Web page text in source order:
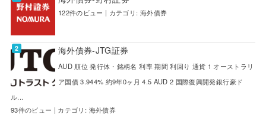
122件のビュー | カテゴリ: 海外債券
海外債券-JTG証券
AUD 順位 発行体・銘柄名 利率 期間 利回り 通貨 1 オーストラリ
ア国債 3.944% 約9年0ヶ月 4.5 AUD 2 国際復興開発銀行豪ド
ル...
93件のビュー | カテゴリ: 海外債券